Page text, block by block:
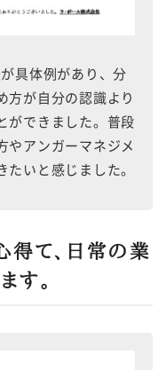
具体例があり、分
方が自分の認識より
ができました。普段
やアンガーマネジメ
いと感じました。
得て、日常の業
す。